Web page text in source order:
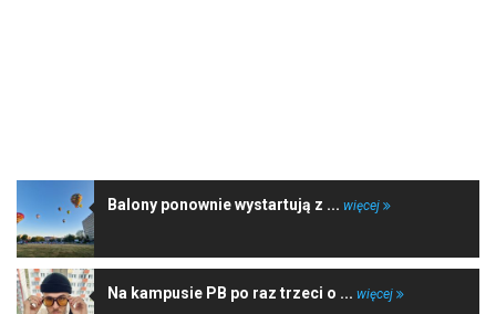
Balony ponownie wystartują z ... więcej
Na kampusie PB po raz trzeci o ... więcej